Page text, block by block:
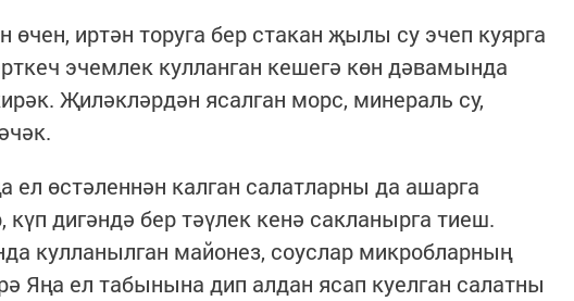
иртән торуга бер стакан җылы су эчеп куярга
эчемлек кулланган кешегә көн дәвамында
Җиләкләрдән ясалган морс, минераль су,
өстәленнән калган салатларны да ашарга
дигәндә бер тәүлек кенә сакланырга тиеш.
кулланылган майонез, соуслар микробларның
Яңа ел табынына дип алдан ясап куелган салатны